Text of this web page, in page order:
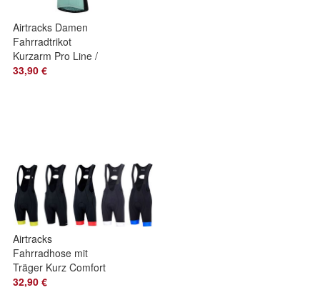
Airtracks Damen
Fahrradtrikot
Kurzarm Pro Line /
Radtrikot / Jersey /
33,90 €
Airtracks
Fahrradhose mit
Träger Kurz Comfort
Line / Radhose
32,90 €